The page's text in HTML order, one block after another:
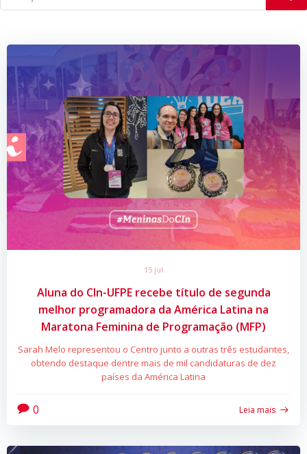
15 jul
Aluna do CIn-UFPE recebe título de segunda
melhor programadora da América Latina na
Maratona Feminina de Programação (MFP)
Sarah Melo representou o Centro junto a outras três estudantes,
obtendo destaque dentre mais de mil candidaturas de dez
países da América Latina
0 Leia mais